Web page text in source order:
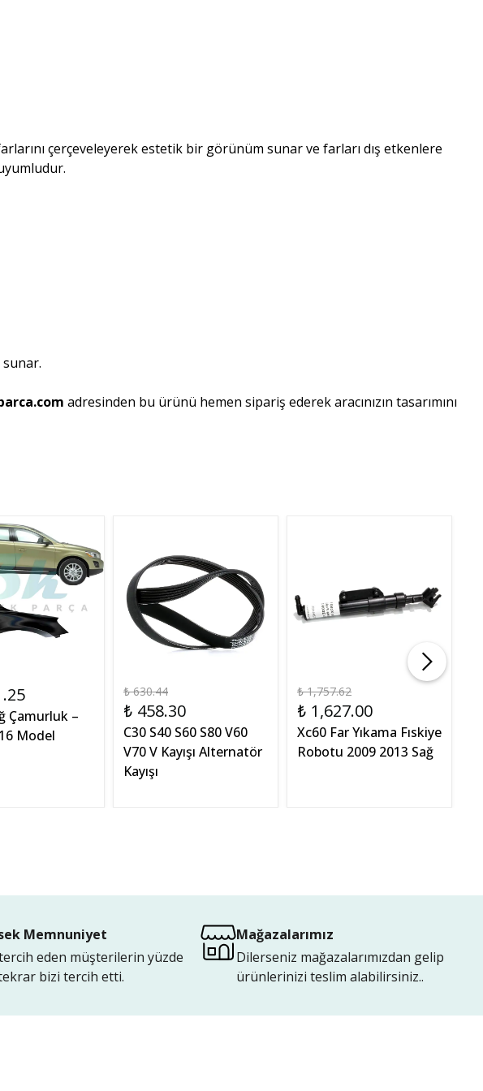
farlarını çerçeveleyerek estetik bir görünüm sunar ve farları dış etkenlere
sunar.
adresinden bu ürünü hemen sipariş ederek aracınızın tasarımını
Çamurluk –
Model
₺ 630.44
₺ 458.30
C30 S40 S60 S80 V60
V70 V Kayışı Alternatör
Kayışı
₺ 1,757.62
₺ 1,627.00
Xc60 Far Yıkama Fıskiye
Robotu 2009 2013 Sağ
Memnuniyet
eden müşterilerin yüzde
bizi tercih etti.
Mağazalarımız
Dilerseniz mağazalarımızdan gelip
ürünlerinizi teslim alabilirsiniz..